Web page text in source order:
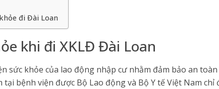
đi Đài Loan
khi đi XKLĐ Đài Loan
sức khỏe của lao động nhập cư nhằm đảm bảo an
bệnh viện được Bộ Lao động và Bộ Y tế Việt Nam chỉ